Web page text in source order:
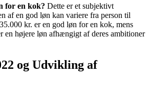
for en kok? Dette er et subjektivt
af en god løn kan variere fra person til
kr. er en god løn for en kok, mens
en højere løn afhængigt af deres ambitioner
og Udvikling af